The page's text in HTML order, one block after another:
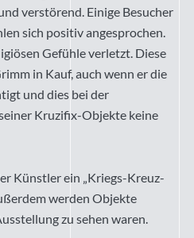
verstörend. Einige Besucher
sich positiv angesprochen.
Gefühle verletzt. Diese
in Kauf, auch wenn er die
und dies bei der
Kruzifix-Objekte keine
Künstler ein „Kriegs-Kreuz-
werden Objekte
zu sehen waren.